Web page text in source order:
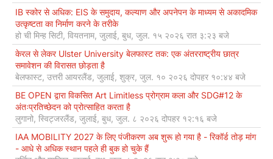
IB स्कोर से अधिक: EIS के समुदाय, कल्याण और अपनेपन के माध्यम से अकादमिक
उत्कृष्टता का निर्माण करने के तरीके
हो ची मिन्ह सिटी, वियतनाम, जुलाई, बुध, जुल. १५ २०२६ रात ३:२३ बजे
केरल से लेकर Ulster University बेलफास्ट तक: एक अंतरराष्ट्रीय छात्र
समावेशन की विरासत छोड़ता है
बेलफास्ट, उत्तरी आयरलैंड, जुलाई, शुक्र, जुल. १० २०२६ दोपहर १०:४४ बजे
BE OPEN द्वारा विकसित Art Limitless प्रोग्राम कला और SDG#12 के
अंतःप्रतिच्छेदन को प्रोत्साहित करता है
लुगानो, स्विट्जरलैंड, जुलाई, बुध, जुल. ८ २०२६ दोपहर १२:१६ बजे
IAA MOBILITY 2027 के लिए पंजीकरण अब शुरू हो गया है - रिकॉर्ड तोड़ मांग
- आधे से अधिक स्थान पहले ही बुक हो चुके हैं